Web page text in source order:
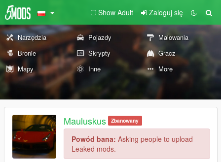
Show Adult Zaloguj się
Narzędzia Pojazdy
Malowania
Bronie
Skrypty
Gracz
Mapy
Inne More
Mauluskus Zbanowany
Powód bana: Asking people to upload
Leaked mods.